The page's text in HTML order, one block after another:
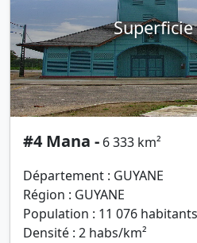
#4 Mana - 6 333 km²
Département : GUYANE
Région : GUYANE
Population : 11 076 habitants
Densité : 2 habs/km²